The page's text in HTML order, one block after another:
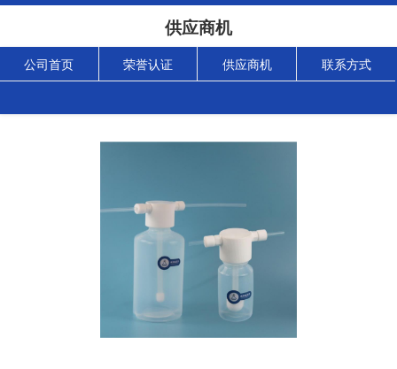
供应商机
公司首页 荣誉认证 供应商机 联系方式